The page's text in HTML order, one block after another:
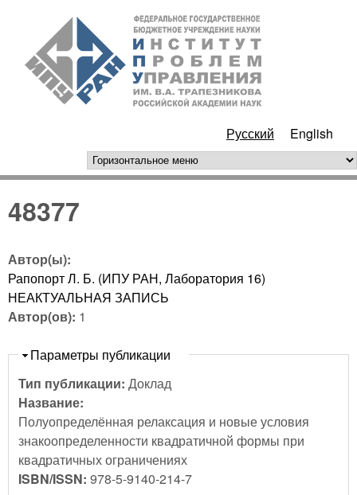
Перейти к основному
содержанию
РАН
Русский English
горизонтальное меню
48377
Автор(ы):
Рапопорт Л. Б. (ИПУ РАН, Лаборатория 16)
НЕАКТУАЛЬНАЯ ЗАПИСЬ
Автор(ов): 1
Скрыть
Параметры публикации
Тип публикации: Доклад
Название:
Полуопределённая релаксация и новые условия
знакоопределенности квадратичной формы при
квадратичных ограничениях
ISBN/ISSN: 978-5-9140-214-7